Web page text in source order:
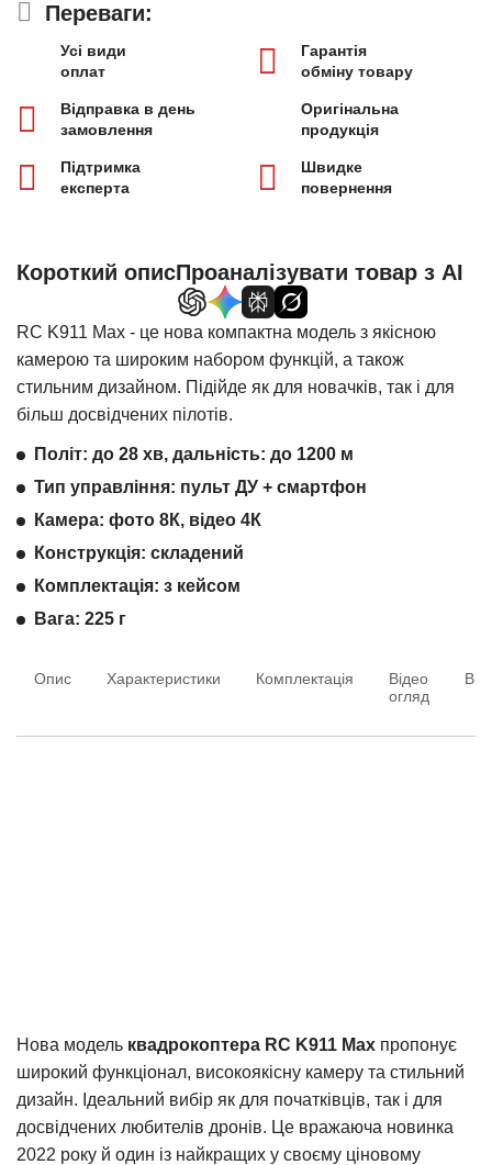
Переваги:
Усі види
оплат
Гарантія
обміну товару
Відправка в день
замовлення
Оригінальна
продукція
Підтримка
експерта
Швидке
повернення
Короткий описПроаналізувати товар з AI
RC K911 Max - це нова компактна модель з якісною
камерою та широким набором функцій, а також
стильним дизайном. Підійде як для новачків, так і для
більш досвідчених пілотів.
Політ: до 28 хв, дальність: до 1200 м
Тип управління: пульт ДУ + смартфон
Камера: фото 8К, відео 4К
Конструкція: складений
Комплектація: з кейсом
Вага: 225 г
Опис Характеристики Комплектація
Відео
огляд
Нова модель квадрокоптера RC K911 Max пропонує
широкий функціонал, високоякісну камеру та стильний
дизайн. Ідеальний вибір як для початківців, так і для
досвідчених любителів дронів. Це вражаюча новинка
2022 року й один із найкращих у своєму ціновому